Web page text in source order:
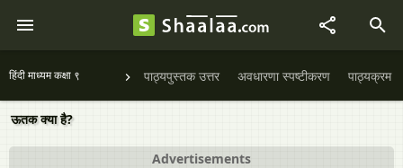
हिंदी माध्यम कक्षा ९ पाठ्यपुस्तक उत्तर अवधारणा स्पष्टीकरण पाठ्यक्रम
ऊतक क्या है?
Advertisements